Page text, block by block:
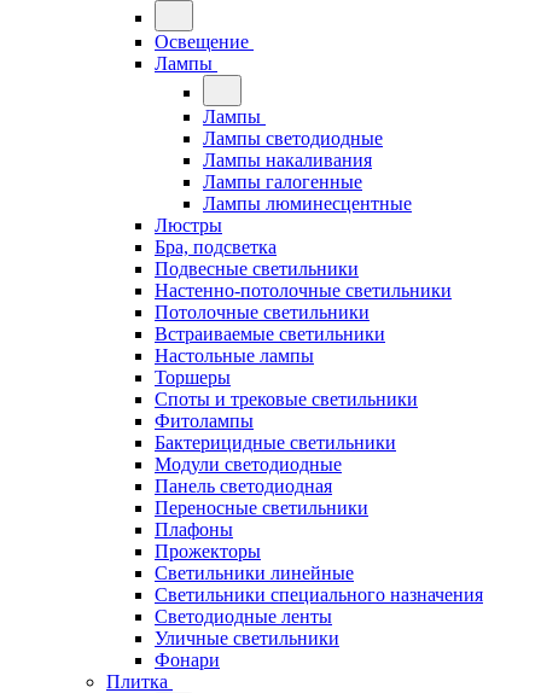
Освещение
Лампы
Лампы
Лампы светодиодные
Лампы накаливания
Лампы галогенные
Лампы люминесцентные
Люстры
Бра, подсветка
Подвесные светильники
Настенно-потолочные светильники
Потолочные светильники
Встраиваемые светильники
Настольные лампы
Торшеры
Споты и трековые светильники
Фитолампы
Бактерицидные светильники
Модули светодиодные
Панель светодиодная
Переносные светильники
Плафоны
Прожекторы
Светильники линейные
Светильники специального назначения
Светодиодные ленты
Уличные светильники
Фонари
Плитка